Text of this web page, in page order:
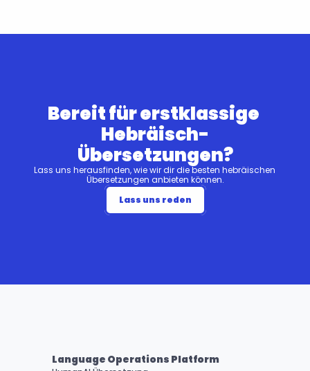
Bereit für erstklassige
Hebräisch-
Übersetzungen?
Lass uns herausfinden, wie wir dir die besten hebräischen
Übersetzungen anbieten können.
Lass uns reden
Language Operations Platform